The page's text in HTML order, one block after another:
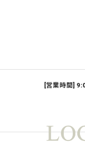
[営業時間]